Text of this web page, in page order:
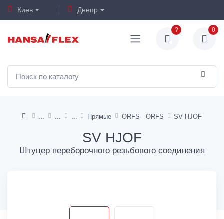
Киев Днепр
? 0
Прямые ORFS - ORFS SV HJOF
SV HJOF
Штуцер переборочного резьбового соединения